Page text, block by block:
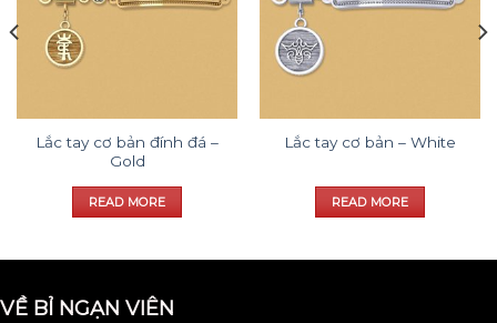
Lắc tay cơ bản đính đá –
Gold
READ MORE
Lắc tay cơ bản – White
READ MORE
VỀ BỈ NGẠN VIÊN